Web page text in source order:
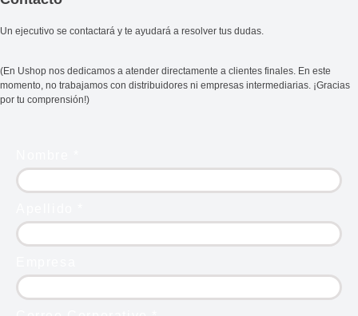
Un ejecutivo se contactará y te ayudará a resolver tus dudas.
(En Ushop nos dedicamos a atender directamente a clientes finales. En este
momento, no trabajamos con distribuidores ni empresas intermediarias. ¡Gracias
por tu comprensión!)